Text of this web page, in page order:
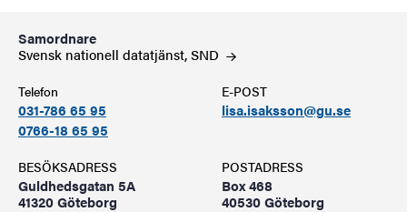
Samordnare
Svensk nationell datatjänst,SND
Telefon
031-786 65 95
0766-18 65 95
E-POST
lisa.isaksson@gu.se
BESÖKSADRESS
Guldhedsgatan 5A
41320 Göteborg
POSTADRESS
Box 468
40530 Göteborg